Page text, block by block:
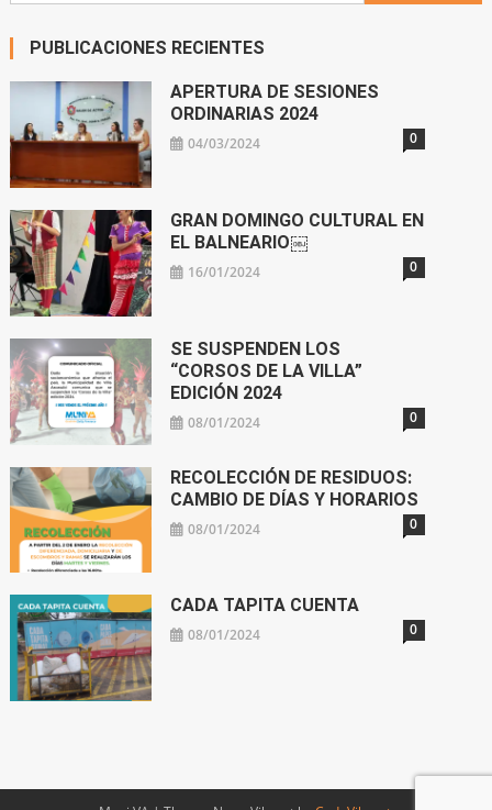
PUBLICACIONES RECIENTES
APERTURA DE SESIONES
ORDINARIAS 2024
04/03/2024 0
GRAN DOMINGO CULTURAL EN
EL BALNEARIO￼
16/01/2024 0
SE SUSPENDEN LOS
“CORSOS DE LA VILLA”
EDICIÓN 2024
08/01/2024 0
RECOLECCIÓN DE RESIDUOS:
CAMBIO DE DÍAS Y HORARIOS
08/01/2024 0
CADA TAPITA CUENTA
08/01/2024 0